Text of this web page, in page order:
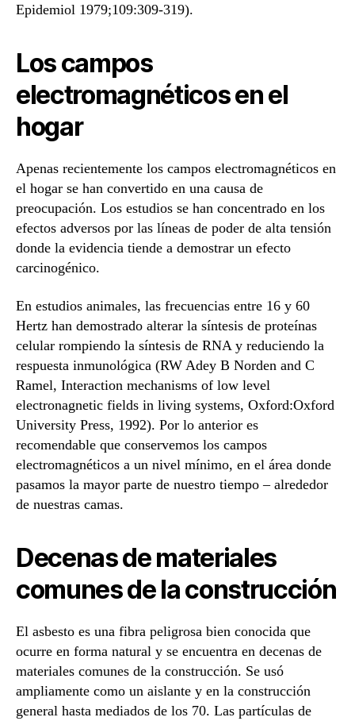
Epidemiol 1979;109:309-319).
Los campos
electromagnéticos en el
hogar
Apenas recientemente los campos electromagnéticos en
el hogar se han convertido en una causa de
preocupación. Los estudios se han concentrado en los
efectos adversos por las líneas de poder de alta tensión
donde la evidencia tiende a demostrar un efecto
carcinogénico.
En estudios animales, las frecuencias entre 16 y 60
Hertz han demostrado alterar la síntesis de proteínas
celular rompiendo la síntesis de RNA y reduciendo la
respuesta inmunológica (RW Adey B Norden and C
Ramel, Interaction mechanisms of low level
electronagnetic fields in living systems, Oxford:Oxford
University Press, 1992). Por lo anterior es
recomendable que conservemos los campos
electromagnéticos a un nivel mínimo, en el área donde
pasamos la mayor parte de nuestro tiempo – alrededor
de nuestras camas.
Decenas de materiales
comunes de la construcción
El asbesto es una fibra peligrosa bien conocida que
ocurre en forma natural y se encuentra en decenas de
materiales comunes de la construcción. Se usó
ampliamente como un aislante y en la construcción
general hasta mediados de los 70. Las partículas de